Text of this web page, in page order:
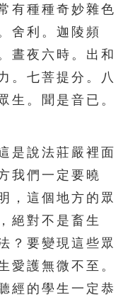
種種奇妙雜色
舍利。迦陵頻
晝夜六時。出和
。七菩提分。八
生。聞是音已。
說法莊嚴裡面
我們一定要曉
，這個地方的眾
絕對不是畜生
？要變現這些眾
愛護無微不至。
經的學生一定恭